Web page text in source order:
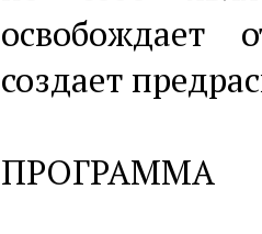
освобождает
создает
ПРОГРАММА